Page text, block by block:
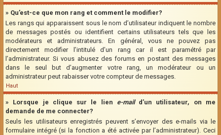
» Qu’est-ce que mon rang et comment le modifier?
Les rangs qui apparaissent sous le nom d’utilisateur indiquent le nombre
de messages postés ou identifient certains utilisateurs tels que les
modérateurs et administrateurs. En général, vous ne pouvez pas
directement modifier l’intitulé d’un rang car il est paramétré par
l’administrateur. Si vous abusez des forums en postant des messages
dans le seul but d’augmenter votre rang, un modérateur ou un
administrateur peut rabaisser votre compteur de messages.
Haut
» Lorsque je clique sur le lien e-maild’un utilisateur, on me
demande de me connecter?
Seuls les utilisateurs enregistrés peuvent s’envoyer des e-mails via le
formulaire intégré (si la fonction a été activée par l’administrateur). Ceci